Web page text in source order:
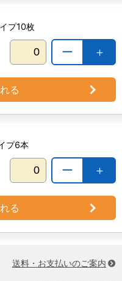
プ10枚
＋
ー
る
プ6本
＋
ー
る
送料・お支払いのご案内